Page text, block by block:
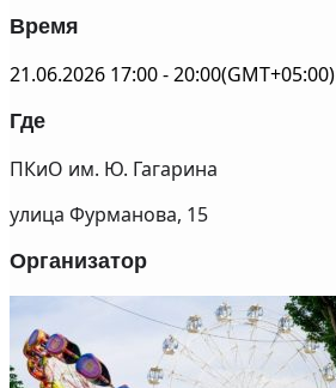
Время
21.06.2026 17:00-20:00(GMT+05:00)
Где
ПКиО им. Ю. Гагарина
улица Фурманова, 15
Организатор